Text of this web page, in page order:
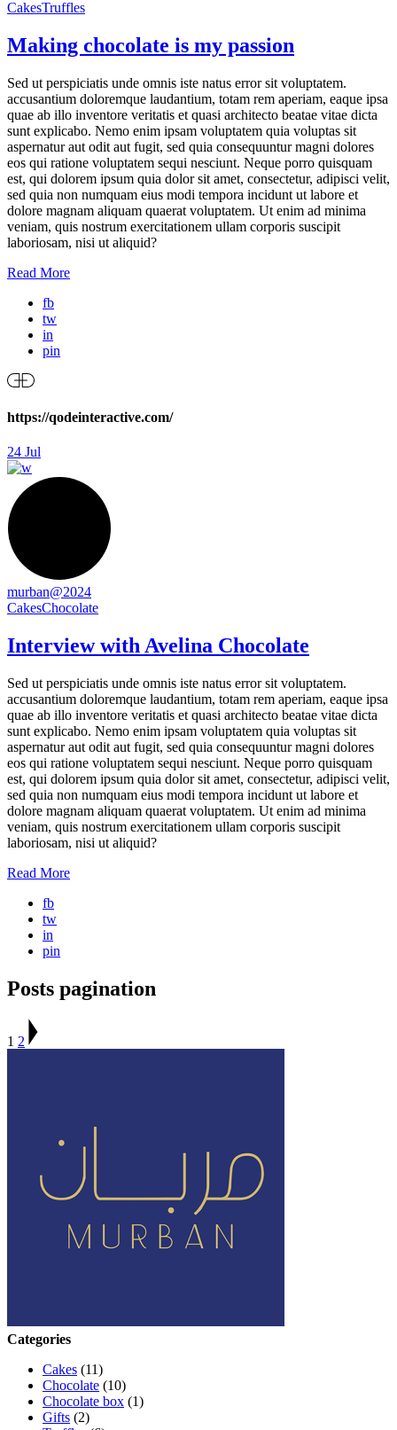
CakesTruffles
Making chocolate is my passion
Sed ut perspiciatis unde omnis iste natus error sit voluptatem.
accusantium doloremque laudantium, totam rem aperiam, eaque ipsa
quae ab illo inventore veritatis et quasi architecto beatae vitae dicta
sunt explicabo. Nemo enim ipsam voluptatem quia voluptas sit
aspernatur aut odit aut fugit, sed quia consequuntur magni dolores
eos qui ratione voluptatem sequi nesciunt. Neque porro quisquam
est, qui dolorem ipsum quia dolor sit amet, consectetur, adipisci velit,
sed quia non numquam eius modi tempora incidunt ut labore et
dolore magnam aliquam quaerat voluptatem. Ut enim ad minima
veniam, quis nostrum exercitationem ullam corporis suscipit
laboriosam, nisi ut aliquid?
Read More
fb
tw
in
pin
https://qodeinteractive.com/
24 Jul
murban@2024
CakesChocolate
Interview with Avelina Chocolate
Sed ut perspiciatis unde omnis iste natus error sit voluptatem.
accusantium doloremque laudantium, totam rem aperiam, eaque ipsa
quae ab illo inventore veritatis et quasi architecto beatae vitae dicta
sunt explicabo. Nemo enim ipsam voluptatem quia voluptas sit
aspernatur aut odit aut fugit, sed quia consequuntur magni dolores
eos qui ratione voluptatem sequi nesciunt. Neque porro quisquam
est, qui dolorem ipsum quia dolor sit amet, consectetur, adipisci velit,
sed quia non numquam eius modi tempora incidunt ut labore et
dolore magnam aliquam quaerat voluptatem. Ut enim ad minima
veniam, quis nostrum exercitationem ullam corporis suscipit
laboriosam, nisi ut aliquid?
Read More
fb
tw
in
pin
Posts pagination
1 2
Categories
Cakes (11)
Chocolate (10)
Chocolate box (1)
Gifts (2)